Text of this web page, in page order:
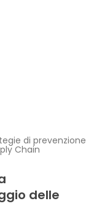
di prevenzione
Chain
delle